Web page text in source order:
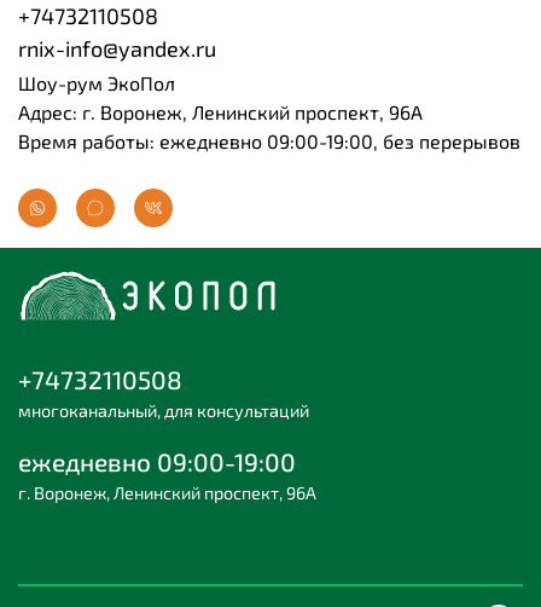
+74732110508
rnix-info@yandex.ru
Шоу-рум ЭкоПол
Адрес: г. Воронеж, Ленинский проспект, 96А
Время работы: ежедневно 09:00-19:00, без перерывов
+74732110508
многоканальный, для консультаций
ежедневно 09:00-19:00
г. Воронеж, Ленинский проспект, 96А